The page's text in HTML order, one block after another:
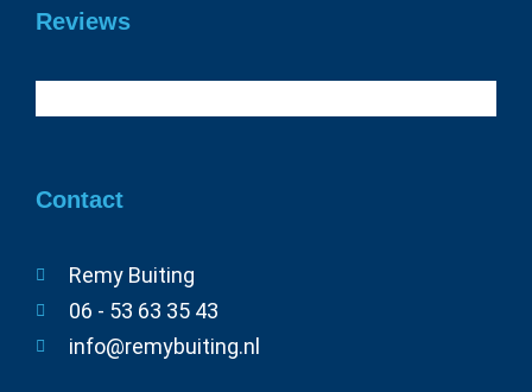
Reviews
Contact
Remy Buiting
06 - 53 63 35 43
info@remybuiting.nl